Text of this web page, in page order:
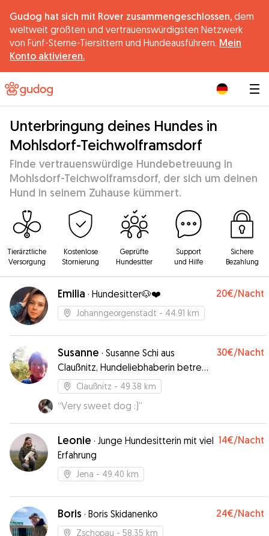
Gudog hat sich mit Rover zusammengeschlossen, dem
weltweit größten und vertrauenswürdigsten Netzwerk
von Fünf-Sterne-Tiersittern und Hundeausführern. Mein
Konto aktivieren.
Unterbringung deines Hundes in
Mohlsdorf-Teichwolframsdorf
Finde vertrauenswürdige Hundebetreuung in
Mohlsdorf-Teichwolframsdorf, der sich um deinen
Hund in seinem Zuhause kümmert.
Tierärztliche
Versorgung
Kostenlose
Stornierung
Geprüfte
Hundesitter
Support
und Hilfe
Sichere
Bezahlung
Emilia · Hundesitter🐶❤️ 20€/Nacht
Johanngeorgenstadt - 44.91 km
Susanne · Susanne Schi aus
Claußnitz, Hundeliebhaberin betreut
gern deinen Hund
30€/Nacht
Claußnitz - 49.38 km
“Very sweet dog :)”
Leonie · Junge Hundesitterin mit viel
Erfahrung
14€/Nacht
Jena - 49.40 km
Boris · Boris Skidanenko 24€/Nacht
Zschopau - 58.35 km